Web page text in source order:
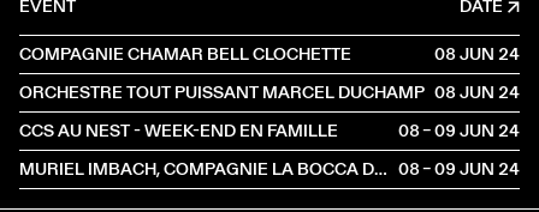
EVENT
DATE
COMPAGNIE CHAMAR BELL CLOCHETTE
08 JUN2024
ORCHESTRE TOUT PUISSANT MARCEL DUCHAMP 08 JUN2024
CCS AU NEST - WEEK-END EN FAMILLE
08 – 09 JUN2024
MURIEL IMBACH, COMPAGNIE LA BOCCA DELLA LUNA 08 – 09 JUN2024